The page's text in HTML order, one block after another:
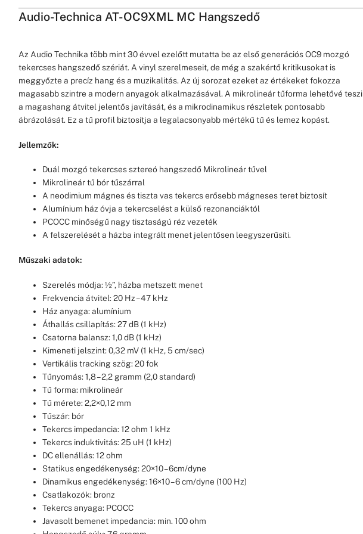
Audio-Technica AT-OC9XML MC Hangszedő
Az Audio Technika több mint 30 évvel ezelőtt mutatta be az első generációs OC9 mozgó
tekercses hangszedő szériát. A vinyl szerelmeseit, de még a szakértő kritikusokat is
meggyőzte a precíz hang és a muzikalitás. Az új sorozat ezeket az értékeket fokozza
magasabb szintre a modern anyagok alkalmazásával. A mikrolineár tűforma lehetővé teszi
a magashang átvitel jelentős javítását, és a mikrodinamikus részletek pontosabb
ábrázolását. Ez a tű profil biztosítja a legalacsonyabb mértékű tű és lemez kopást.
Jellemzők:
Duál mozgó tekercses sztereó hangszedő Mikrolineár tűvel
Mikrolineár tű bór tűszárral
A neodimium mágnes és tiszta vas tekercs erősebb mágneses teret biztosít
Alumínium ház óvja a tekercselést a külső rezonanciáktól
PCOCC minőségű nagy tisztaságú réz vezeték
A felszerelését a házba integrált menet jelentősen leegyszerűsíti.
Műszaki adatok:
Szerelés módja: ½”, házba metszett menet
Frekvencia átvitel: 20 Hz – 47 kHz
Ház anyaga: alumínium
Áthallás csillapítás: 27 dB (1 kHz)
Csatorna balansz: 1,0 dB (1 kHz)
Kimeneti jelszint: 0,32 mV (1 kHz, 5 cm/sec)
Vertikális tracking szög: 20 fok
Tűnyomás: 1,8 – 2,2 gramm (2,0 standard)
Tű forma: mikrolineár
Tű mérete: 2,2×0,12 mm
Tűszár: bór
Tekercs impedancia: 12 ohm 1 kHz
Tekercs induktivitás: 25 uH (1 kHz)
DC ellenállás: 12 ohm
Statikus engedékenység: 20×10 – 6cm/dyne
Dinamikus engedékenység: 16×10 – 6 cm/dyne (100 Hz)
Csatlakozók: bronz
Tekercs anyaga: PCOCC
Javasolt bemenet impedancia: min. 100 ohm